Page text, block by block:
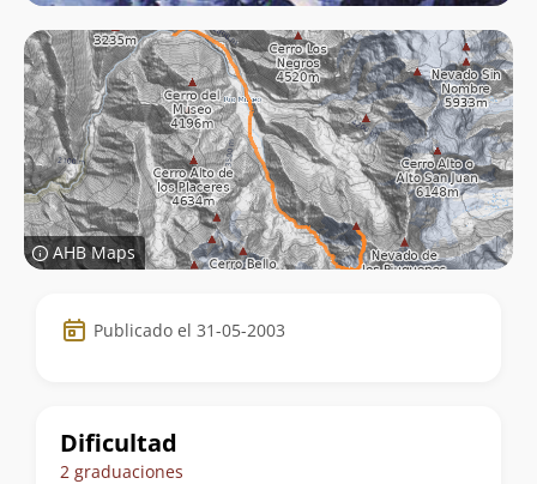
AHB Maps
Datos
de
ruta
Publicado el 31-05-2003
Dificultad
2 graduaciones